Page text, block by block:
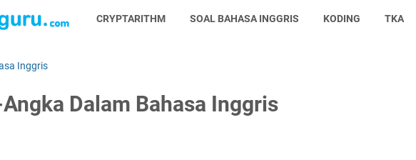
CRYPTARITHM SOAL BAHASA INGGRIS KODING TKA
Inggris
Dalam Bahasa Inggris